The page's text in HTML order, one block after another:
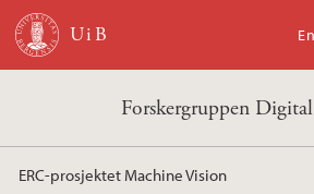
Hopp til hovedinnhold
Forskergruppen
ERC-prosjektet Machine Vision